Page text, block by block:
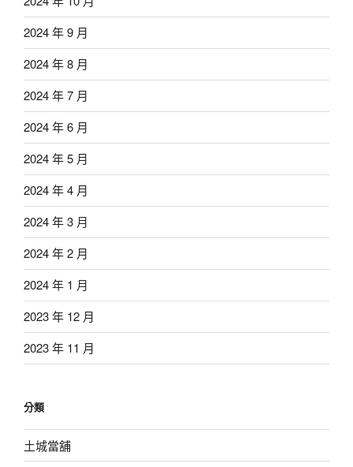
2024 年 9 月
2024 年 8 月
2024 年 7 月
2024 年 6 月
2024 年 5 月
2024 年 4 月
2024 年 3 月
2024 年 2 月
2024 年 1 月
2023 年 12 月
2023 年 11 月
分類
土城當舖